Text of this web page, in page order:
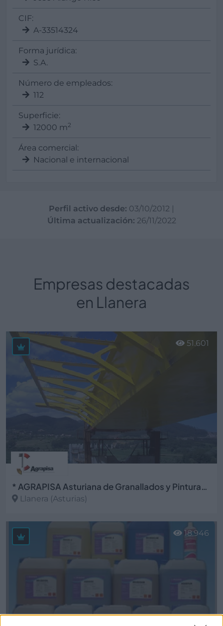
CIF:
A-33514324
Forma jurídica:
S.A.
Número de empleados:
112
Superficie:
12000 m2
Área comercial:
Nacional e internacional
Perfil activo desde: 03/10/2012 |
Última actualización: 26/11/2022
Empresas destacadas
en Llanera
* AGRAPISA Asturiana de Granallados y Pinturas, S.A.
Llanera (Asturias)
Ver más
51.601
18.946